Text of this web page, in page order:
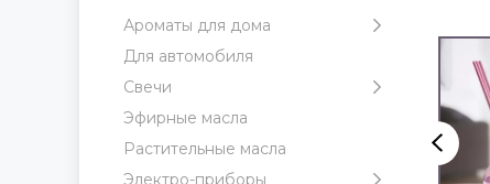
Ароматы для дома
Для автомобиля
Свечи
Эфирные масла
Растительные масла
Электро-приборы